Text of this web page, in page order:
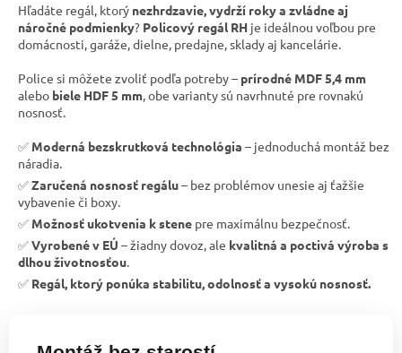
Hľadáte regál, ktorý nezhrdzavie, vydrží roky a zvládne aj
náročné podmienky? Policový regál RH je ideálnou voľbou pre
domácnosti, garáže, dielne, predajne, sklady aj kancelárie.
Police si môžete zvoliť podľa potreby – prírodné MDF 5,4 mm
alebo biele HDF 5 mm , obe varianty sú navrhnuté pre rovnakú
nosnosť.
✅ Moderná bezskrutková technológia – jednoduchá montáž bez
náradia.
✅Zaručená nosnosť regálu– bez problémov unesie aj ťažšie
vybavenie či boxy.
✅ Možnosť ukotvenia k stene pre maximálnu bezpečnosť.
✅Vyrobené v EÚ – žiadny dovoz, ale kvalitná a poctivá výroba s
dlhou životnosťou
✅ Regál, ktorý ponúka stabilitu, odolnosť a vysokú nosnosť.